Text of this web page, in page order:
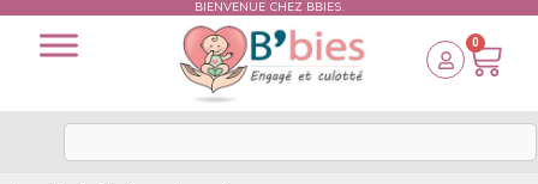
BIENVENUE CHEZ BBIES.
0